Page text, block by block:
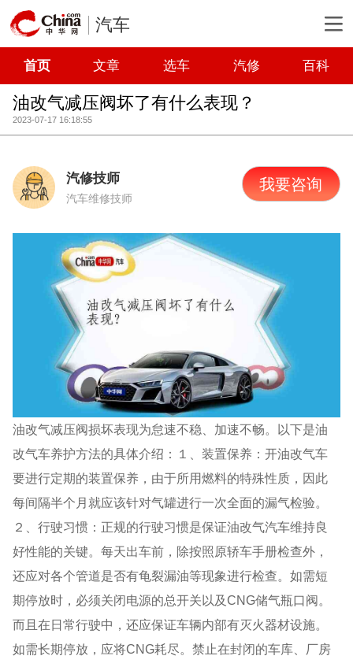
汽车
首页 文章 选车 汽修 百科
油改气减压阀坏了有什么表现？
2023-07-17 16:18:55
汽修技师
汽车维修技师
我要咨询
油改气减压阀损坏表现为怠速不稳、加速不畅。以下是油
改气车养护方法的具体介绍：１、装置保养：开油改气车
要进行定期的装置保养，由于所用燃料的特殊性质，因此
每间隔半个月就应该针对气罐进行一次全面的漏气检验。
２、行驶习惯：正规的行驶习惯是保证油改气汽车维持良
好性能的关键。每天出车前，除按照原轿车手册检查外，
还应对各个管道是否有龟裂漏油等现象进行检查。如需短
期停放时，必须关闭电源的总开关以及CNG储气瓶口阀。
而且在日常行驶中，还应保证车辆内部有灭火器材设施。
如需长期停放，应将CNG耗尽。禁止在封闭的车库、厂房